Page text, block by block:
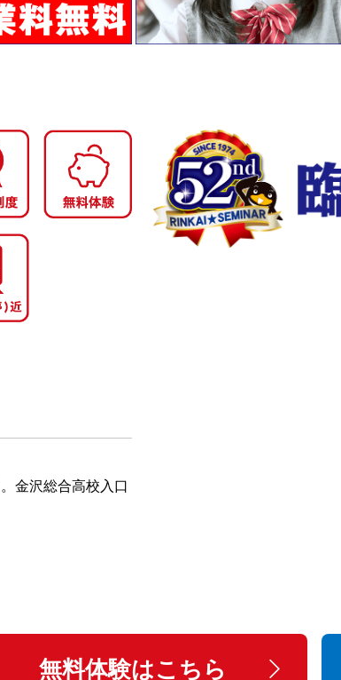
金沢総合高校入口
無料体験はこちら